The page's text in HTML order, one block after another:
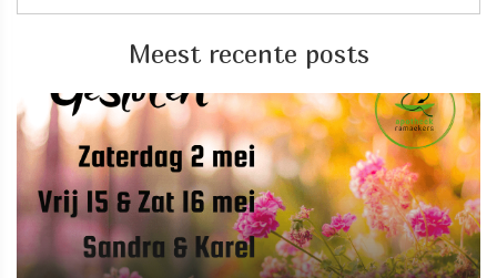
Meest recente posts